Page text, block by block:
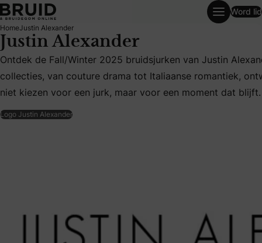
Justin Alexander
Word lid
HomeJustin Alexander
Justin Alexander
Ontdek de Fall/Winter 2025 bruidsjurken van Justin
Ontdek de Fall/Winter 2025 bruidsjurken van Justin
collecties, van couture drama tot Italiaanse romantiek,
niet kiezen voor een jurk, maar voor een moment dat blijft.
Logo Justin Alexander